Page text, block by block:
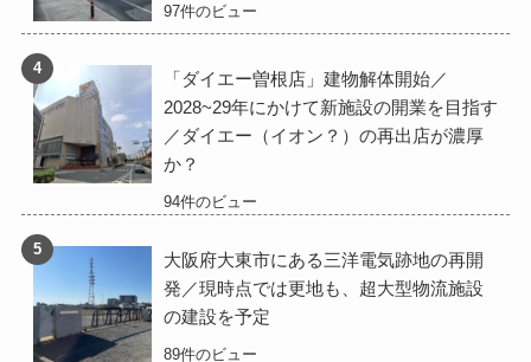
97件のビュー
「ダイエー曽根店」建物解体開始／
2028~29年にかけて新施設の開業を目指す
／ダイエー（イオン？）の再出店が濃厚
か？
94件のビュー
大阪府大東市にある三洋電気跡地の再開
発／現時点では更地も、超大型物流施設
の建設を予定
89件のビュー